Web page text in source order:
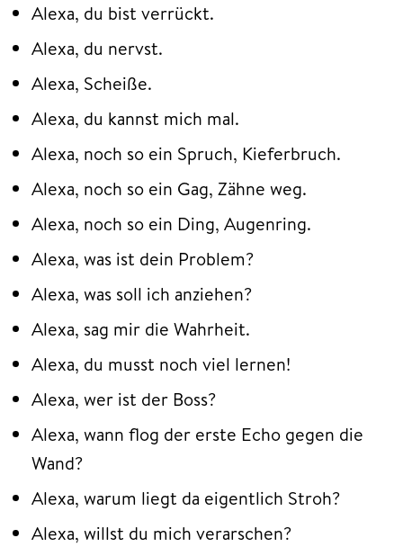
Alexa, du bist verrückt.
Alexa, du nervst.
Alexa, Scheiße.
Alexa, du kannst mich mal.
Alexa, noch so ein Spruch, Kieferbruch.
Alexa, noch so ein Gag, Zähne weg.
Alexa, noch so ein Ding, Augenring.
Alexa, was ist dein Problem?
Alexa, was soll ich anziehen?
Alexa, sag mir die Wahrheit.
Alexa, du musst noch viel lernen!
Alexa, wer ist der Boss?
Alexa, wann flog der erste Echo gegen die
Wand?
Alexa, warum liegt da eigentlich Stroh?
Alexa, willst du mich verarschen?